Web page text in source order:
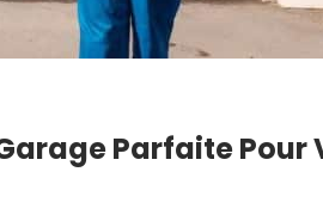
Parfaite Pour
DIY :